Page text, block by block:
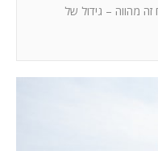
מהווה – גידול של